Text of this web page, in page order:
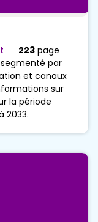
223 page
par
et canaux
sur
la période
2033.